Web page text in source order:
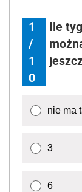
1
/
1
0
Ile
nie ma
3
6